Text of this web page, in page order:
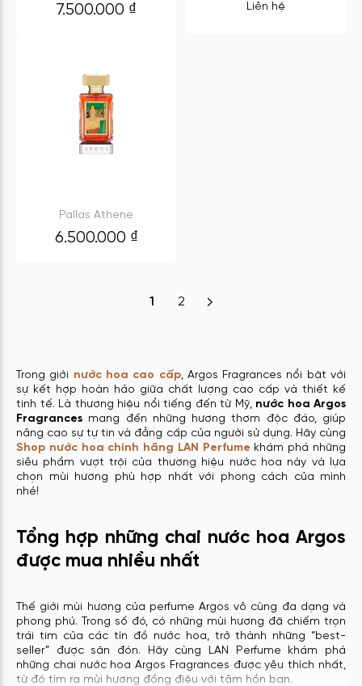
7.500.000 ₫
Liên hệ
Pallas Athene
6.500.000 ₫
1 2
Trong giới nước hoa cao cấp, Argos Fragrances nổi bật với
sự kết hợp hoàn hảo giữa chất lượng cao cấp và thiết kế
tinh tế. Là thương hiệu nổi tiếng đến từ Mỹ, nước hoa Argos
Fragrances mang đến những hương thơm độc đáo, giúp
nâng cao sự tự tin và đẳng cấp của người sử dụng. Hãy cùng
Shop nước hoa chính hãng LAN Perfume khám phá những
siêu phẩm vượt trội của thương hiệu nước hoa này và lựa
chọn mùi hương phù hợp nhất với phong cách của mình
nhé!
Tổng hợp những chai nước hoa Argos
được mua nhiều nhất
Thế giới mùi hương của perfume Argos vô cùng đa dạng và
phong phú. Trong số đó, có những mùi hương đã chiếm trọn
trái tim của các tín đồ nước hoa, trở thành những “best-
seller” được săn đón. Hãy cùng LAN Perfume khám phá
những chai nước hoa Argos Fragrances được yêu thích nhất,
từ đó tìm ra mùi hương đồng điệu với tâm hồn bạn.